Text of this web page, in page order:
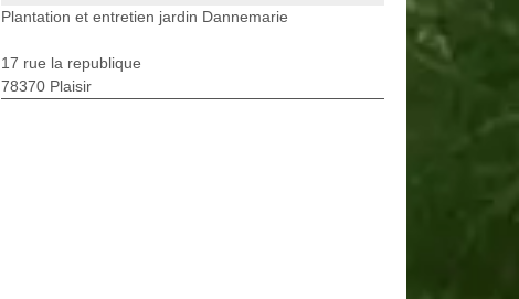
Plantation et entretien jardin Dannemarie
17 rue la republique
78370 Plaisir